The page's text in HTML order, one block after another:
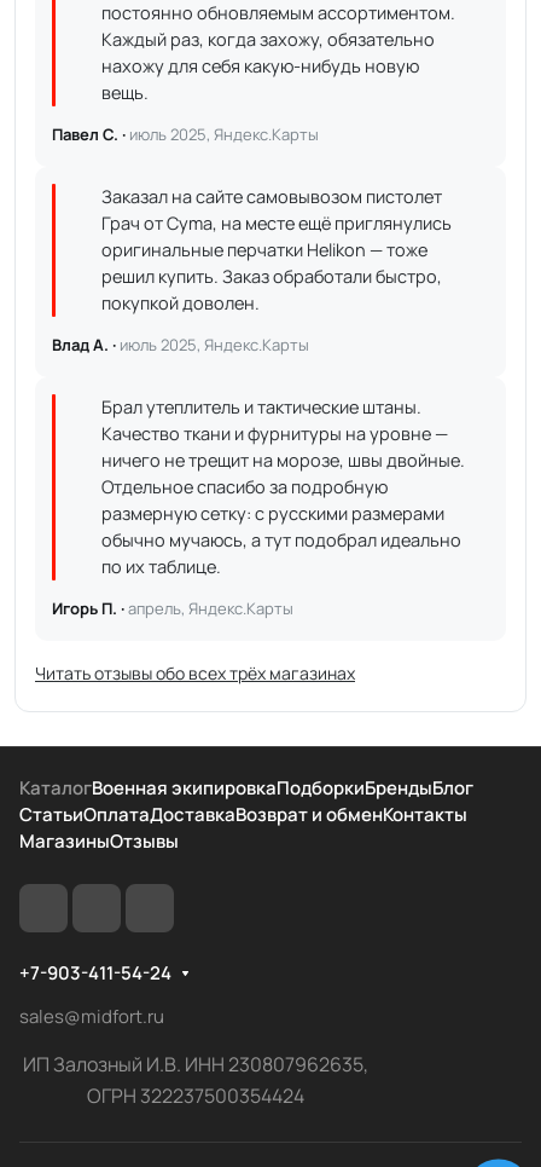
постоянно обновляемым ассортиментом.
Каждый раз, когда захожу, обязательно
нахожу для себя какую-нибудь новую
вещь.
Павел С. · июль 2025, Яндекс.Карты
Заказал на сайте самовывозом пистолет
Грач от Cyma, на месте ещё приглянулись
оригинальные перчатки Helikon — тоже
решил купить. Заказ обработали быстро,
покупкой доволен.
Влад А. · июль 2025, Яндекс.Карты
Брал утеплитель и тактические штаны.
Качество ткани и фурнитуры на уровне —
ничего не трещит на морозе, швы двойные.
Отдельное спасибо за подробную
размерную сетку: с русскими размерами
обычно мучаюсь, а тут подобрал идеально
по их таблице.
Игорь П. ·апрель, Яндекс.Карты
Читать отзывы обо всех трёх магазинах
КаталогВоенная экипировкаПодборкиБрендыБлог
СтатьиОплатаДоставкаВозврат и обменКонтакты
МагазиныОтзывы
+7-903-411-54-24
sales@midfort.ru
ИП Залозный И.В. ИНН 230807962635,
ОГРН 322237500354424